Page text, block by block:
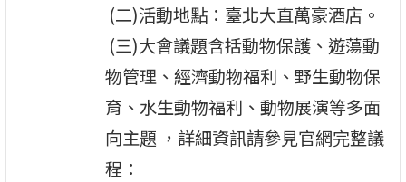
(二)活動地點：臺北大直萬豪酒店。
(三)大會議題含括動物保護、遊蕩動
物管理、經濟動物福利、野生動物保
育、水生動物福利、動物展演等多面
向主題 ，詳細資訊請參見官網完整議
程：